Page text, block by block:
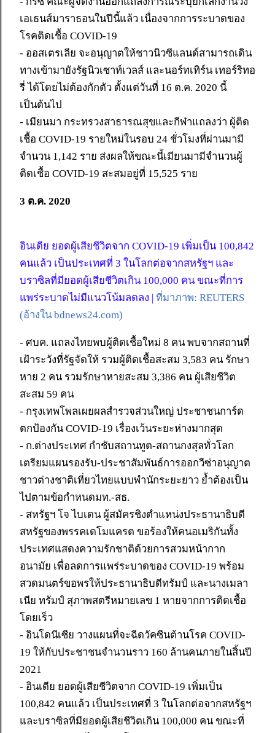
เอเธนส์มาราธอนในปีนี้แล้ว เนื่องจากการระบาดของ
โรคติดเชื้อ COVID-19
- ออสเตรเลีย จะอนุญาตให้ชาวนิวซีแลนด์สามารถเดิน
ทางเข้ามายังรัฐนิวเซาท์เวลส์ และนอร์ทเทิร์น เทอร์ริทอ
รี่ ได้โดยไม่ต้องกักตัว ตั้งแต่วันที่ 16 ต.ค. 2020 นี้
เป็นต้นไป
- เมียนมา กระทรวงสาธารณสุขและกีฬาแถลงว่า ผู้ติด
เชื้อ COVID-19 รายใหม่ในรอบ 24 ชั่วโมงที่ผ่านมามี
จำนวน 1,142 ราย ส่งผลให้ขณะนี้เมียนมามีจำนวนผู้
ติดเชื้อ COVID-19 สะสมอยู่ที่ 15,525 ราย
3 ต.ค. 2020
อินเดีย ยอดผู้เสียชีวิตจาก COVID-19 เพิ่มเป็น 100,842
คนแล้ว เป็นประเทศที่ 3 ในโลกต่อจากสหรัฐฯ และ
บราซิลที่มียอดผู้เสียชีวิตเกิน 100,000 คน ขณะที่การ
แพร่ระบาดไม่มีแนวโน้มลดลง | ที่มาภาพ: REUTERS
(อ้างใน bdnews24.com)
- ศบค. แถลงไทยพบผู้ติดเชื้อใหม่ 8 คน พบจากสถานที่
เฝ้าระวังที่รัฐจัดให้ รวมผู้ติดเชื้อสะสม 3,583 คน รักษา
หาย 2 คน รวมรักษาหายสะสม 3,386 คน ผู้เสียชีวิต
สะสม 59 คน
- กรุงเทพโพลเผยผลสำรวจส่วนใหญ่ ประชาชนการ์ด
ตกป้องกัน COVID-19 เรื่องเว้นระยะห่างมากสุด
- ก.ต่างประเทศ กำชับสถานทูต-สถานกงสุลทั่วโลก
เตรียมแผนรองรับ-ประชาสัมพันธ์การออกวีซ่าอนุญาต
ชาวต่างชาติเที่ยวไทยแบบพำนักระยะยาว ย้ำต้องเป็น
ไปตามข้อกำหนดมท.-สธ.
- สหรัฐฯ โจ ไบเดน ผู้สมัครชิงตำแหน่งประธานาธิบดี
สหรัฐของพรรคเดโมแครต ขอร้องให้คนอเมริกันทั้ง
ประเทศแสดงความรักชาติด้วยการสวมหน้ากาก
อนามัย เพื่อลดการแพร่ระบาดของ COVID-19 พร้อม
สวดมนตร์ขอพรให้ประธานาธิบดีทรัมป์ และนางเมลา
เนีย ทรัมป์ สุภาพสตรีหมายเลข 1 หายจากการติดเชื้อ
โดยเร็ว
- อินโดนีเซีย วางแผนที่จะฉีดวัคซีนต้านโรค COVID-
19 ให้กับประชาชนจำนวนราว 160 ล้านคนภายในสิ้นปี
2021
- อินเดีย ยอดผู้เสียชีวิตจาก COVID-19 เพิ่มเป็น
100,842 คนแล้ว เป็นประเทศที่ 3 ในโลกต่อจากสหรัฐฯ
และบราซิลที่มียอดผู้เสียชีวิตเกิน 100,000 คน ขณะที่